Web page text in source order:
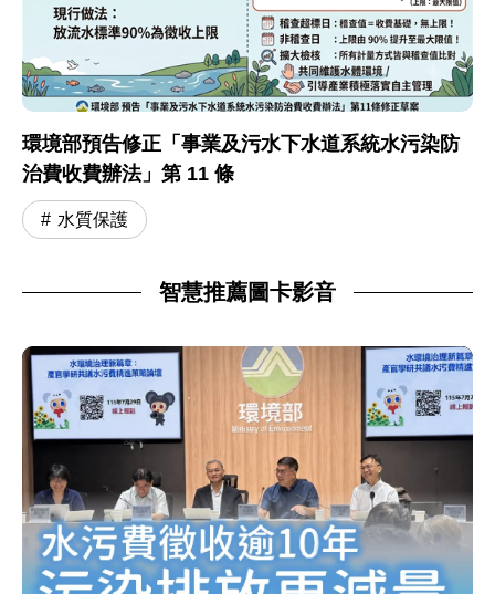
環境部預告修正「事業及污水下水道系統水污染防
治費收費辦法」第 11 條
水質保護
智慧推薦圖卡影音